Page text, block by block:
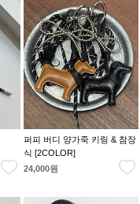
퍼피 버디 양가죽 키링 & 참장
식 [2COLOR]
24,000원